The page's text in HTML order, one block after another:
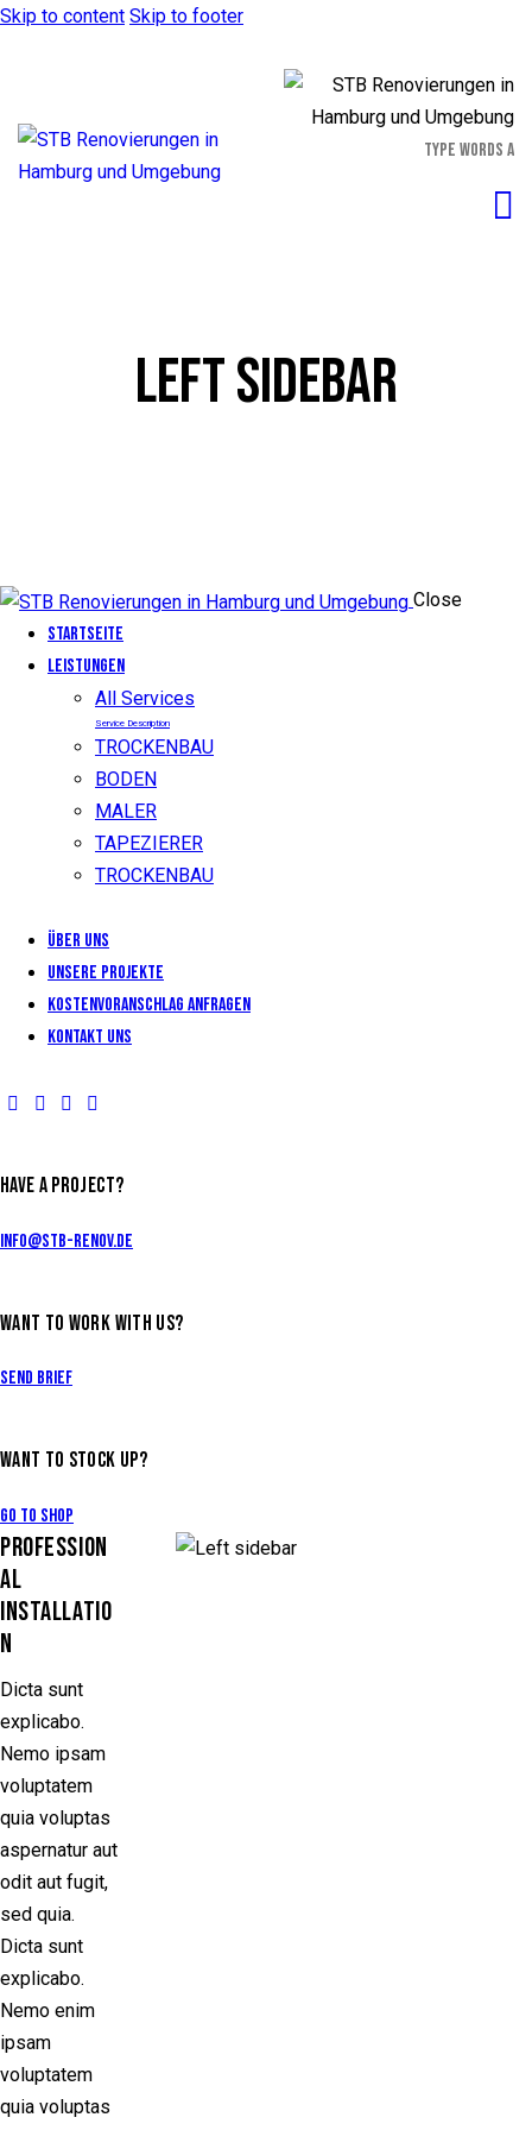
Skip to content Skip to footer
LEFT SIDEBAR
Close
Startseite
LEISTUNGEN
All Services
Service Description
TROCKENBAU
BODEN
MALER
TAPEZIERER
TROCKENBAU
Über uns
Unsere Projekte
KOSTENVORANSCHLAG ANFRAGEN
Kontakt uns
HAVE A PROJECT?
info@stb-renov.de
WANT TO WORK WITH US?
Send Brief
WANT TO STOCK UP?
Go to Shop
PROFESSION
AL
INSTALLATIO
N
Dicta sunt
explicabo.
Nemo ipsam
voluptatem
quia voluptas
aspernatur aut
odit aut fugit,
sed quia.
Dicta sunt
explicabo.
Nemo enim
ipsam
voluptatem
quia voluptas